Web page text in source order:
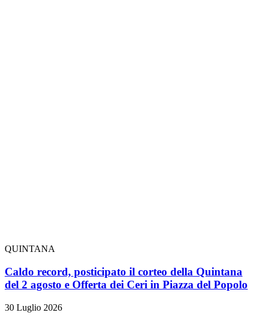
QUINTANA
Caldo record, posticipato il corteo della Quintana
del 2 agosto e Offerta dei Ceri in Piazza del Popolo
30 Luglio 2026